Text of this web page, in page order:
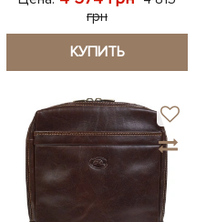
грн
КУПИТЬ